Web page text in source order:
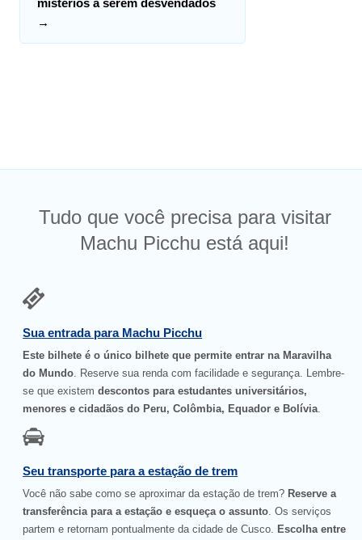
→
Tudo que você precisa para visitar
Machu Picchu está aqui!
Sua entrada para Machu Picchu
Este bilhete é o único bilhete que permite entrar na Maravilha
do Mundo. Reserve sua renda com facilidade e segurança. Lembre-
se que existemdescontos para estudantes universitários,
menores e cidadãos do Peru, Colômbia, Equador e Bolívia.
Seu transporte para a estação de trem
Você não sabe como se aproximar da estação de trem? Reserve a
transferência para a estação e esqueça o assunto. Os serviços
partem e retornam pontualmente da cidade de Cusco. Escolha entre